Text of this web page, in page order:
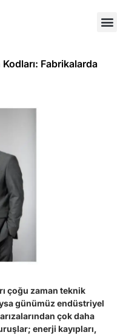
Fabrikalarda
çoğu zaman teknik
günümüz endüstriyel
çok daha
enerji kayıpları,